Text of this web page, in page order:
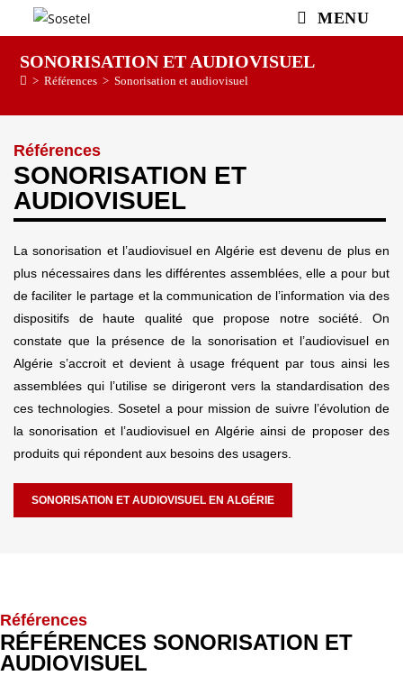
MENU
SONORISATION ET AUDIOVISUEL
> Références > Sonorisation et audiovisuel
Références
SONORISATION ET
AUDIOVISUEL
La sonorisation et l’audiovisuel en Algérie est devenu de plus en
plus nécessaires dans les différentes assemblées, elle a pour but
de faciliter le partage et la communication de l’information via des
dispositifs de haute qualité que propose notre société. On
constate que la présence de la sonorisation et l’audiovisuel en
Algérie s’accroit et devient à usage fréquent par tous ainsi les
assemblées qui l’utilise se dirigeront vers la standardisation des
ces technologies. Sosetel a pour mission de suivre l’évolution de
la sonorisation et l’audiovisuel en Algérie ainsi de proposer des
produits qui répondent aux besoins des usagers.
SONORISATION ET AUDIOVISUEL EN ALGÉRIE
Références
RÉFÉRENCES SONORISATION ET
AUDIOVISUEL